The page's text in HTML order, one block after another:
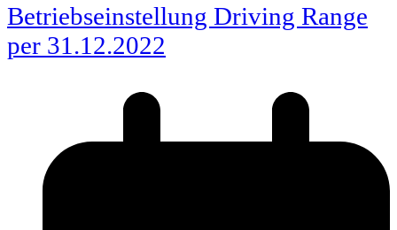
Betriebseinstellung Driving Range
per 31.12.2022